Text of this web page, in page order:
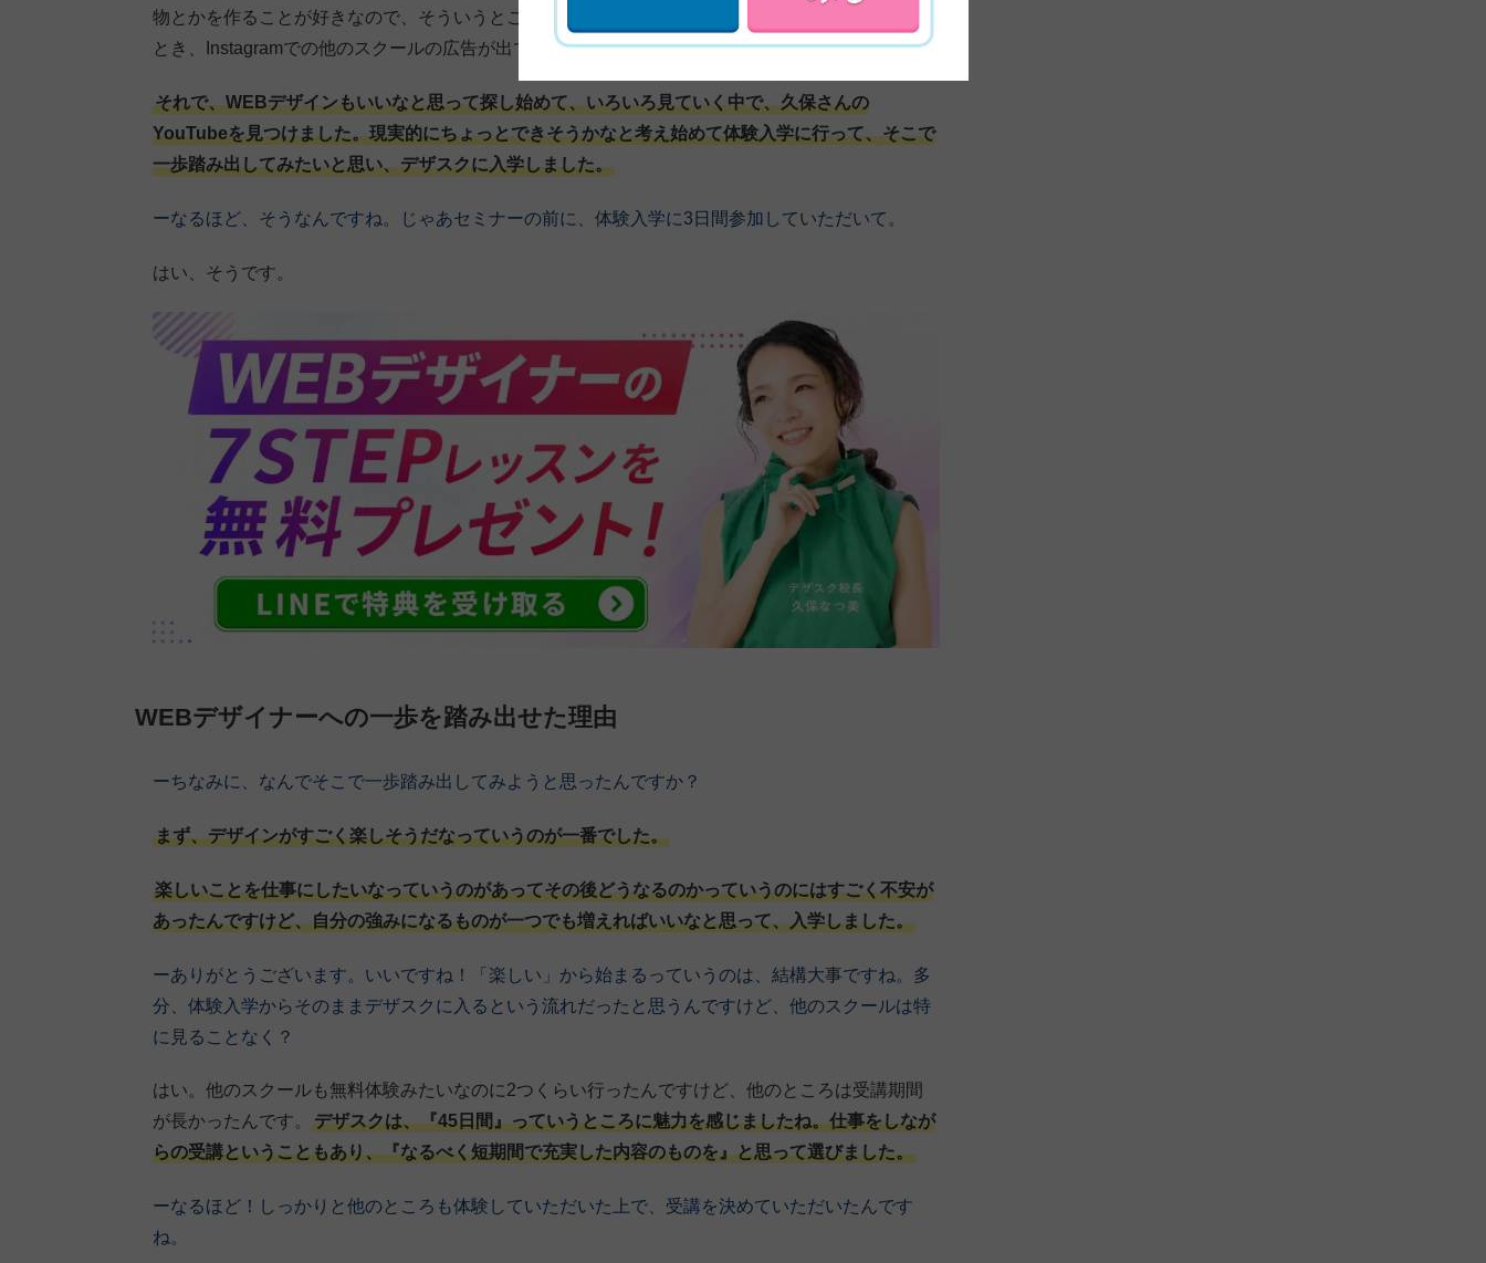
物とかを作ることが好きなので、そういうところも活かせる職業って何かないかなって探し始めた
とき、Instagramでの他のスクールの広告が出てきたんです。
それで、WEBデザインもいいなと思って探し始めて、いろいろ見ていく中で、久保さんの
YouTubeを見つけました。現実的にちょっとできそうかなと考え始めて体験入学に行って、そこで
一歩踏み出してみたいと思い、デザスクに入学しました。
ーなるほど、そうなんですね。じゃあセミナーの前に、体験入学に3日間参加していただいて。
はい、そうです。
WEBデザイナーへの一歩を踏み出せた理由
ーちなみに、なんでそこで一歩踏み出してみようと思ったんですか？
まず、デザインがすごく楽しそうだなっていうのが一番でした。
楽しいことを仕事にしたいなっていうのがあってその後どうなるのかっていうのにはすごく不安が
あったんですけど、自分の強みになるものが一つでも増えればいいなと思って、入学しました。
ーありがとうございます。いいですね！「楽しい」から始まるっていうのは、結構大事ですね。多
分、体験入学からそのままデザスクに入るという流れだったと思うんですけど、他のスクールは特
に見ることなく？
はい。他のスクールも無料体験みたいなのに2つくらい行ったんですけど、他のところは受講期間
が長かったんです。
デザスクは、『45日間』っていうところに魅力を感じましたね。仕事をしなが
らの受講ということもあり、『なるべく短期間で充実した内容のものを』と思って選びました。
ーなるほど！しっかりと他のところも体験していただいた上で、受講を決めていただいたんです
ね。